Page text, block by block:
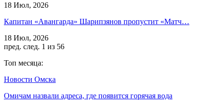
18 Июл, 2026
Капитан «Авангарда» Шарипзянов пропустит «Матч…
18 Июл, 2026
пред. след. 1 из 56
Топ месяца:
Новости Омска
Омичам назвали адреса, где появится горячая вода